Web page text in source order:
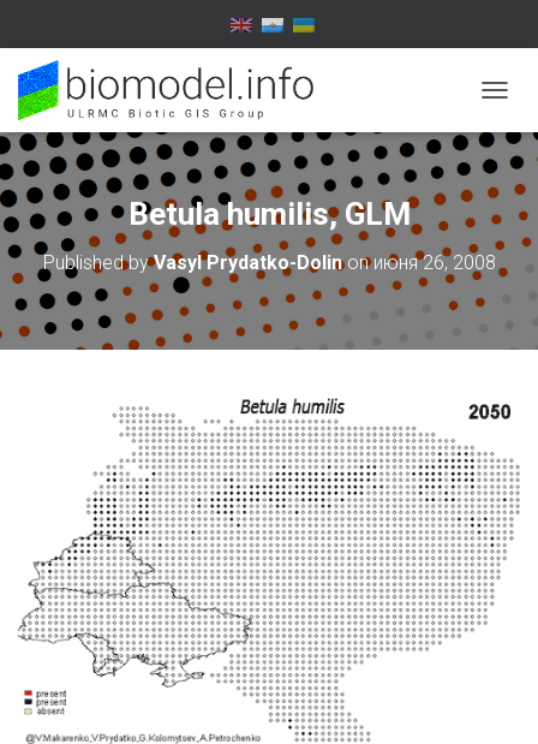
O
G
L
E
N
A
I
N
Betula humilis, GLM
Published byVasyl Prydatko-Dolinonиюня 26, 2008